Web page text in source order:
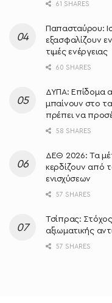
61 SHARES
Παπασταύρου:
εξασφαλίζουν
τιμές ενέργειας
60 SHARES
ΔΥΠΑ: Επίδομα
μπαίνουν στο
πρέπει να
58 SHARES
ΔΕΘ 2026: Τα
κερδίζουν από
ενισχύσεων
57 SHARES
Τσίπρας:
αξιωματικής
57 SHARES